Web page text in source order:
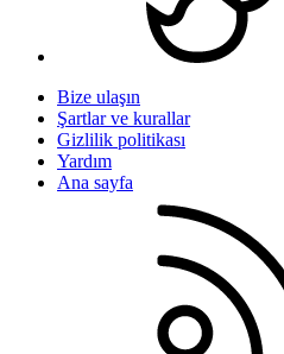
Bize ulaşın
Şartlar ve kurallar
Gizlilik politikası
Yardım
Ana sayfa